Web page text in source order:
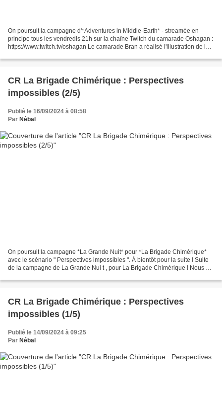
On poursuit la campagne d'*Adventures in Middle-Earth* - streamée en
principe tous les vendredis 21h sur la chaîne Twitch du camarade Oshagan :
https://www.twitch.tv/oshagan Le camarade Bran a réalisé l'illustration de la
CR La Brigade Chimérique : Perspectives
impossibles (2/5)
Publié le 16/09/2024 à 08:58
Par Nébal
On poursuit la campagne *La Grande Nuit* pour *La Brigade Chimérique*
avec le scénario " Perspectives impossibles ". À bientôt pour la suite ! Suite
de la campagne de La Grande Nui t , pour La Brigade Chimérique ! Nous en
CR La Brigade Chimérique : Perspectives
impossibles (1/5)
Publié le 14/09/2024 à 09:25
Par Nébal